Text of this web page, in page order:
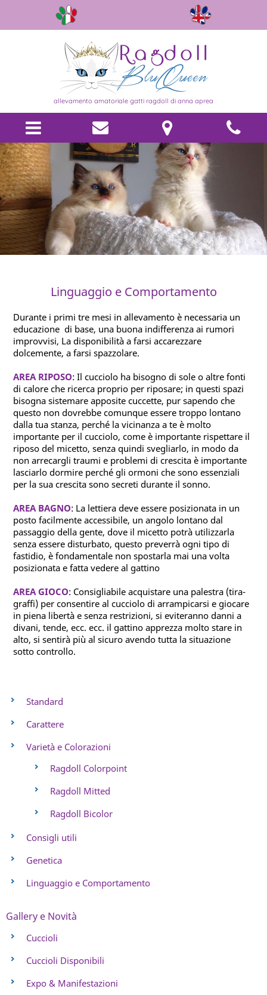
allevamento amatoriale gatti ragdoll di anna aprea
Linguaggio e Comportamento
Durante i primi tre mesi in allevamento è necessaria un
educazione di base, una buona indifferenza ai rumori
improvvisi, La disponibilità a farsi accarezzare
dolcemente, a farsi spazzolare.
AREA RIPOSO: Il cucciolo ha bisogno di sole o altre fonti
di calore che ricerca proprio per riposare; in questi spazi
bisogna sistemare apposite cuccette, pur sapendo che
questo non dovrebbe comunque essere troppo lontano
dalla tua stanza, perché la vicinanza a te è molto
importante per il cucciolo, come è importante rispettare il
riposo del micetto, senza quindi svegliarlo, in modo da
non arrecargli traumi e problemi di crescita è importante
lasciarlo dormire perché gli ormoni che sono essenziali
per la sua crescita sono secreti durante il sonno.
AREA BAGNO: La lettiera deve essere posizionata in un
posto facilmente accessibile, un angolo lontano dal
passaggio della gente, dove il micetto potrà utilizzarla
senza essere disturbato, questo preverrà ogni tipo di
fastidio, è fondamentale non spostarla mai una volta
posizionata e fatta vedere al gattino
AREA GIOCO: Consigliabile acquistare una palestra (tira-
graffi) per consentire al cucciolo di arrampicarsi e giocare
in piena libertà e senza restrizioni, si eviteranno danni a
divani, tende, ecc. ecc. il gattino apprezza molto stare in
alto, si sentirà più al sicuro avendo tutta la situazione
sotto controllo.
Standard
Carattere
Varietà e Colorazioni
Ragdoll Colorpoint
Ragdoll Mitted
Ragdoll Bicolor
Consigli utili
Genetica
Linguaggio e Comportamento
Gallery e Novità
Cuccioli
Cuccioli Disponibili
Expo & Manifestazioni